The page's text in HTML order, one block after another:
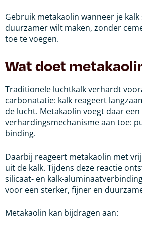
Gebruik metakaolin wanneer je
duurzamer wilt maken, zonder
toe te voegen.
Wat doet
Traditionele luchtkalk verhardt
carbonatatie: kalk reageert
de lucht. Metakaolin voegt daar
verhardingsmechanisme aan toe:
binding.
Daarbij reageert metakaolin met
uit de kalk. Tijdens deze reactie
silicaat- en kalk-
voor een sterker, fijner en
Metakaolin kan bijdragen aan: